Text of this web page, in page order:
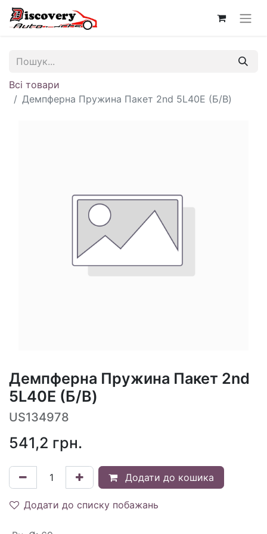
Всі товари
Демпферна Пружина Пакет 2nd 5L40E (Б/В)
Демпферна Пружина Пакет 2nd
5L40E (Б/В)
US134978
541,2 грн.
Додати до кошика
Додати до списку побажань